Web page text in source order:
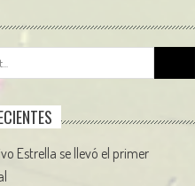
Estrella se llevó el primer